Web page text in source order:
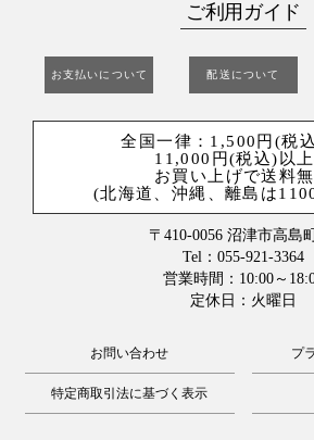
ご利用ガイド
お支払いについて 配送について
全国一律：1,500円(
11,000円(税込)以
お買い上げで送料
(北海道、沖縄、離島は
〒410-0056 沼津市高島
Tel：055-921-3364
営業時間：10:00～
定休日：火曜日
お問い合わせ プ
特定商取引法に基づく表示